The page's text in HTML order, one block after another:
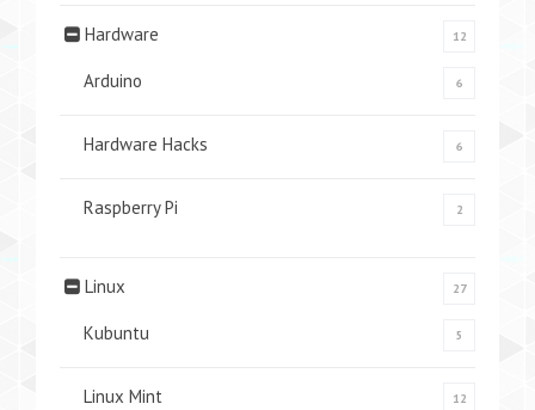
Hardware 12
Arduino 6
Hardware Hacks 6
Raspberry Pi 2
Linux 27
Kubuntu 5
Linux Mint 12